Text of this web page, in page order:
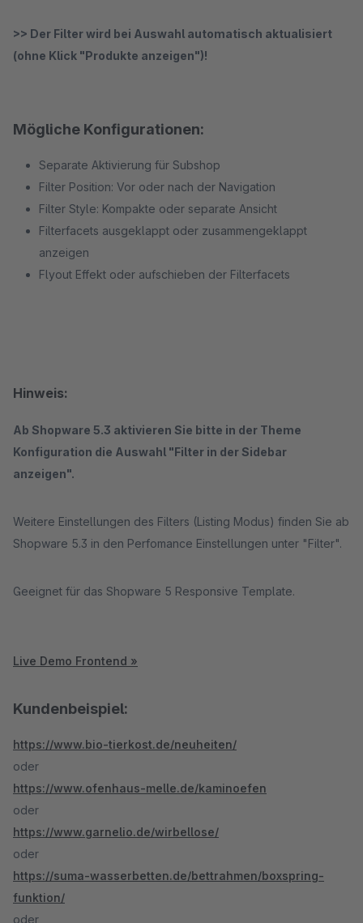
>> Der Filter wird bei Auswahl automatisch aktualisiert
(ohne Klick "Produkte anzeigen")!
Mögliche Konfigurationen:
Separate Aktivierung für Subshop
Filter Position: Vor oder nach der Navigation
Filter Style: Kompakte oder separate Ansicht
Filterfacets ausgeklappt oder zusammengeklappt
anzeigen
Flyout Effekt oder aufschieben der Filterfacets
Hinweis:
Ab Shopware 5.3 aktivieren Sie bitte in der Theme
Konfiguration die Auswahl "Filter in der Sidebar
anzeigen".
Weitere Einstellungen des Filters (Listing Modus) finden Sie ab
Shopware 5.3 in den Perfomance Einstellungen unter "Filter".
Geeignet für das Shopware 5 Responsive Template.
Live Demo Frontend »
Kundenbeispiel:
https://www.bio-tierkost.de/neuheiten/
oder
https://www.ofenhaus-melle.de/kaminoefen
oder
https://www.garnelio.de/wirbellose/
oder
https://suma-wasserbetten.de/bettrahmen/boxspring-
funktion/
oder